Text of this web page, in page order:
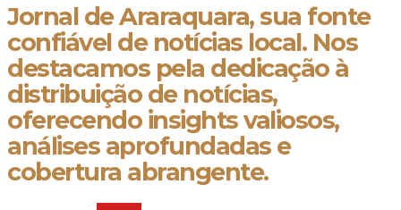
Jornal de Araraquara, sua fonte
confiável de notícias local. Nos
destacamos pela dedicação à
distribuição de notícias,
oferecendo insights valiosos,
análises aprofundadas e
cobertura abrangente.